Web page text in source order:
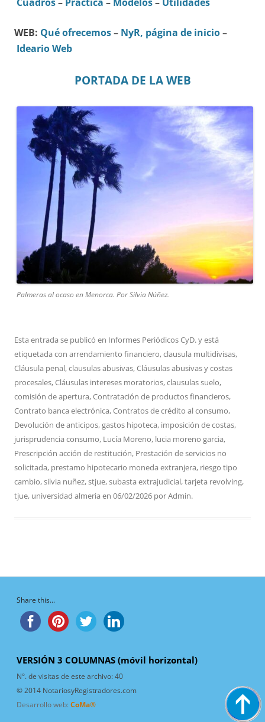
Cuadros– Práctica – Modelos– Utilidades
WEB: Qué ofrecemos– NyR, página de inicio–
Ideario Web
PORTADA DE LA WEB
Palmeras al ocaso en Menorca. Por Silvia Núñez.
Esta entrada se publicó en Informes Periódicos CyD.y está
etiquetada con arrendamiento financiero,clausula multidivisas,
Cláusula penal,clausulas abusivas,Cláusulas abusivas y costas
procesales,Cláusulas intereses moratorios,clausulas suelo,
comisión de apertura,Contratación de productos financieros,
Contrato banca electrónica,Contratos de crédito al consumo,
Devolución de anticipos,gastos hipoteca, imposición de costas,
jurisprudencia consumo, Lucía Moreno, lucia moreno garcia,
Prescripción acción de restitución, Prestación de servicios no
solicitada, prestamo hipotecario moneda extranjera, riesgo tipo
cambio,silvia nuñez,stjue,subasta extrajudicial,tarjeta revolving,
tjue, universidad almeria en 06/02/2026 porAdmin.
Share this...
VERSIÓN 3 COLUMNAS (móvil horizontal)
N°. de visitas de este archivo:40
© 2014 NotariosyRegistradores.com
Desarrollo web: CoMa®